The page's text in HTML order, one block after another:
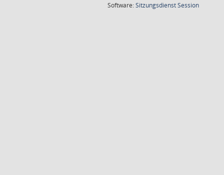
Software:SitzungsdienstSession(Wird in